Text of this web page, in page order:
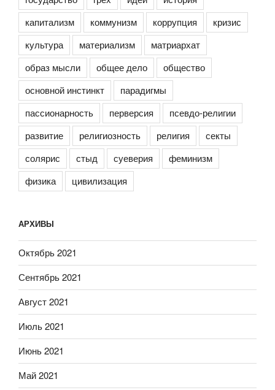
капитализм
коммунизм коррупция
кризис
культура
материализм
матриархат
образ мысли
общее дело
общество
основной инстинкт
парадигмы
пассионарность
перверсия
псевдо-религии
развитие
религиозность религия
секты
солярис
стыд суеверия
феминизм
физика
цивилизация
АРХИВЫ
Октябрь 2021
Сентябрь 2021
Август 2021
Июль 2021
Июнь 2021
Май 2021